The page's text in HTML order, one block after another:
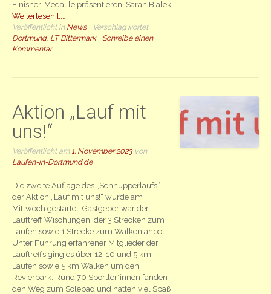
Finisher-Medaille präsentieren! Sarah Bialek
Weiterlesen [...]
Veröffentlicht in News
Verschlagwortet
Dortmund, LT Bittermark
Schreibe einen
Kommentar
Aktion „Lauf mit
uns!“
Veröffentlicht am 1. November 2023von
Laufen-in-Dortmund.de
Die zweite Auflage des „Schnupperlaufs“
der Aktion „Lauf mit uns!“ wurde am
Mittwoch gestartet. Gastgeber war der
Lauftreff Wischlingen, der 3 Strecken zum
Laufen sowie 1 Strecke zum Walken anbot.
Unter Führung erfahrener Mitglieder der
Lauftreffs ging es über 12, 10 und 5 km
Laufen sowie 5 km Walken um den
Revierpark. Rund 70 Sportler*innen fanden
den Weg zum Solebad und hatten viel Spaß